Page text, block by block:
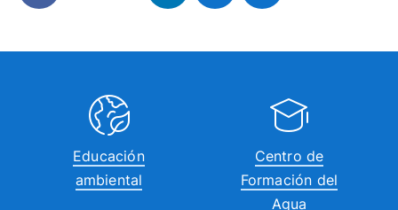
Educación
ambiental
Centro de
Formación del
Agua